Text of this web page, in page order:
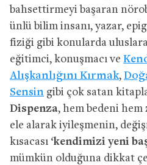
bahsettirmeyi başaran
ünlü bilim insanı, yazar,
fiziği gibi konularda
eğitimci, konuşmacı ve
Alışkanlığını Kırmak,
Sensin gibi çok satan
Dispenza, hem bedeni
ele alarak iyileşmenin,
kısacası ‘kendimizi yeni
mümkün olduğuna dikkat